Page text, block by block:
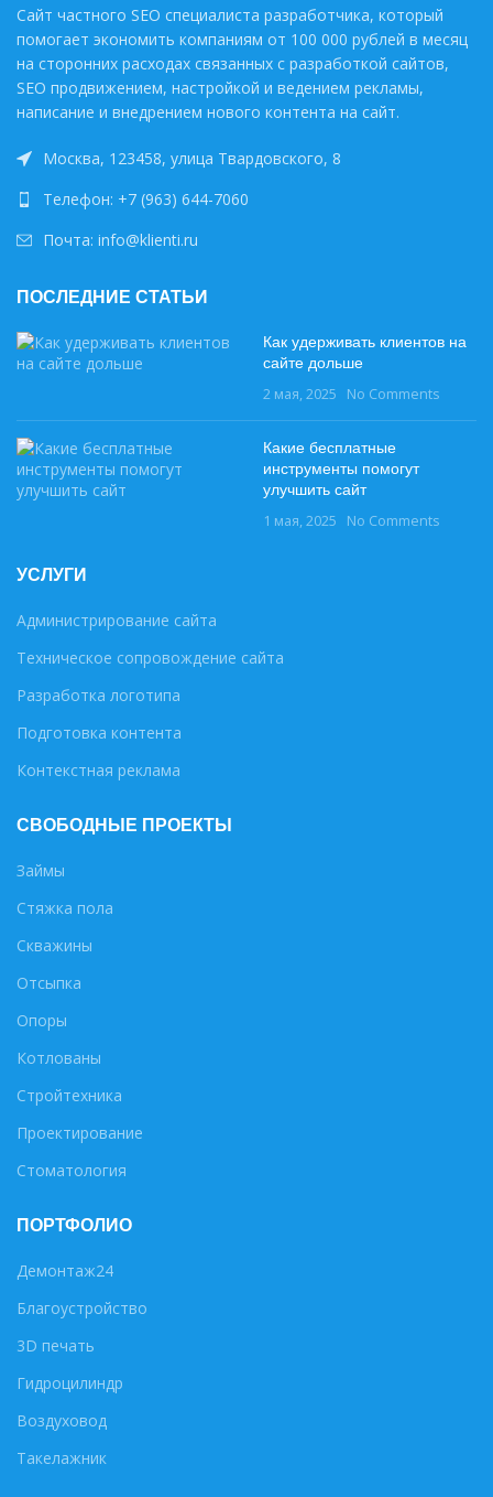
Сайт частного SEO специалиста разработчика, который
помогает экономить компаниям от 100 000 рублей в месяц
на сторонних расходах связанных с разработкой сайтов,
SEO продвижением, настройкой и ведением рекламы,
написание и внедрением нового контента на сайт.
Москва, 123458, улица Твардовского, 8
Телефон: +7 (963) 644-7060
Почта: info@klienti.ru
ПОСЛЕДНИЕ СТАТЬИ
Как удерживать клиентов на
сайте дольше
2 мая, 2025 No Comments
Какие бесплатные
инструменты помогут
улучшить сайт
1 мая, 2025 No Comments
УСЛУГИ
Администрирование сайта
Техническое сопровождение сайта
Разработка логотипа
Подготовка контента
Контекстная реклама
СВОБОДНЫЕ ПРОЕКТЫ
Займы
Стяжка пола
Скважины
Отсыпка
Опоры
Котлованы
Стройтехника
Проектирование
Стоматология
ПОРТФОЛИО
Демонтаж24
Благоустройство
3D печать
Гидроцилиндр
Воздуховод
Такелажник